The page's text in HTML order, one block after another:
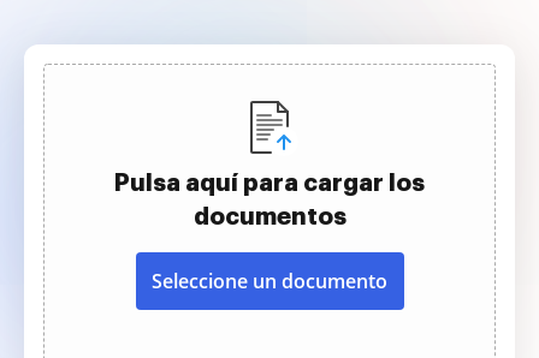
Pulsa aquí para cargar los
documentos
Seleccione un documento